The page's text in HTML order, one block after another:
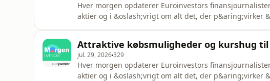
Hver morgen opdaterer Euroinvestors
aktier og i &oslash;vrigt om alt det, der p&aring;virker
Attraktive købsmuligheder og kurshug
jul. 29, 2026329
Hver morgen opdaterer Euroinvestors
aktier og i &oslash;vrigt om alt det, der p&aring;virker